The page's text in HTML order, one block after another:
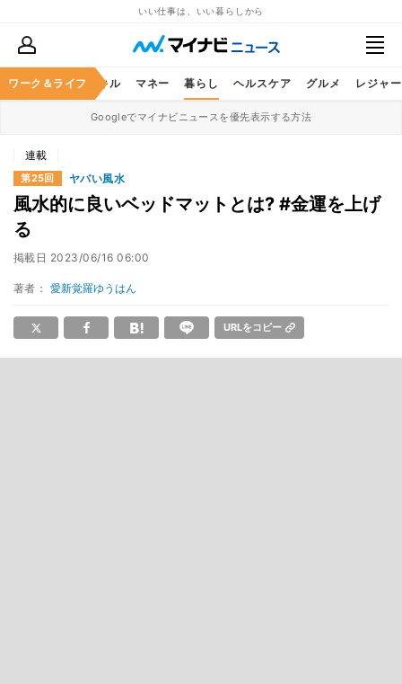
いい仕事は、いい暮らしから
ワーク＆ライフ
ア ビジネススキル マネー 暮らし ヘルスケア グルメ レジャー
Googleでマイナビニュースを優先表示する方法
連載
第25回 ヤバい風水
風水的に良いベッドマットとは? #金運を上げ
る
掲載日 2023/06/16 06:00
著者： 愛新覚羅ゆうはん
URLをコピー